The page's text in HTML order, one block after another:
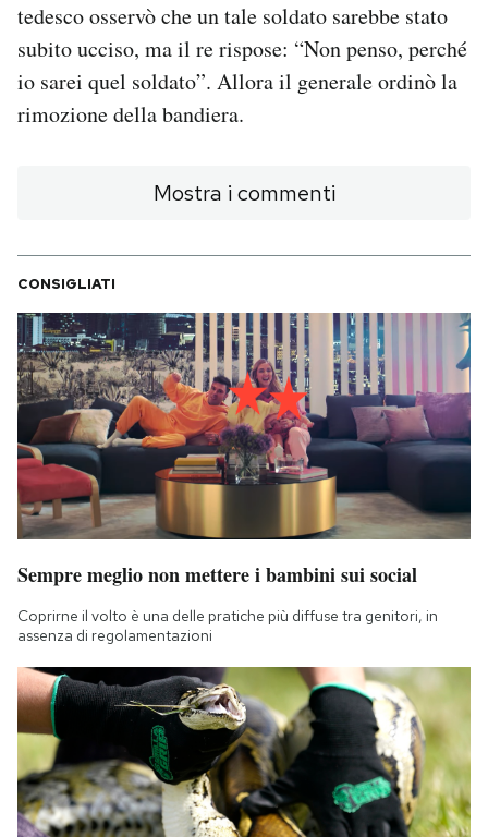
tedesco osservò che un tale soldato sarebbe stato
subito ucciso, ma il re rispose: “Non penso, perché
io sarei quel soldato”. Allora il generale ordinò la
rimozione della bandiera.
Mostra i commenti
CONSIGLIATI
Sempre meglio non mettere i bambini sui social
Coprirne il volto è una delle pratiche più diffuse tra genitori, in
assenza di regolamentazioni